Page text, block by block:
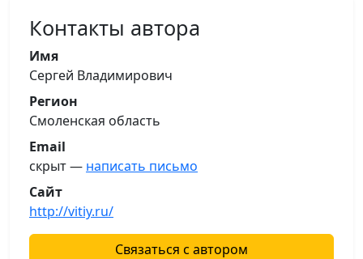
Контакты автора
Имя
Сергей Владимирович
Регион
Смоленская область
Email
скрыт — написать письмо
Сайт
http://vitiy.ru/
Связаться с автором